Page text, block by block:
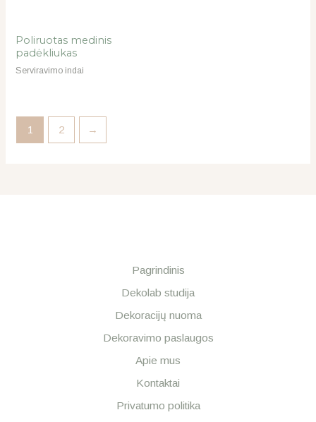
Poliruotas medinis
padėkliukas
Serviravimo indai
1 2 →
Pagrindinis
Dekolab studija
Dekoracijų nuoma
Dekoravimo paslaugos
Apie mus
Kontaktai
Privatumo politika